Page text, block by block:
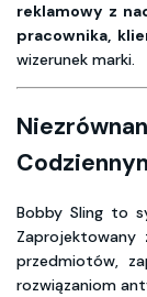
reklamowy z
pracownika,
wizerunek marki.
Bobby Sling to
przedmiotów,
rozwiązaniom